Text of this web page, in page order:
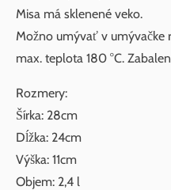
Misa má sklenené veko.
Možno umývať v umývačke
max. teplota 180 °C.
Rozmery:
Šírka: 28cm
Dĺžka: 24cm
Výška: 11cm
Objem: 2,4 l